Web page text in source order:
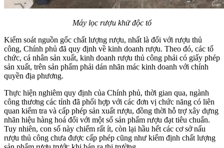
Máy lọc rượu khử độc tố
Kiểm soát nguồn gốc chất lượng rượu, nhất là đối với rượu thủ
công, Chính phủ đã quy định về kinh doanh rượu. Theo đó, các tổ
chức, cá nhân sản xuất, kinh doanh rượu thủ công phải có giấy phép
sản xuất, trên sản phẩm phải dán nhãn mác kinh doanh với chính
quyền địa phương.
Thực hiện nghiêm quy định của Chính phủ, thời gian qua, ngành
công thương các tỉnh đã phối hợp với các đơn vị chức năng có liên
quan kiểm tra và cấp phép sản xuất rượu, đồng thời hỗ trợ xây dựng
nhãn hiệu hàng hoá đối với một số sản phẩm rượu đạt tiêu chuẩn.
Tuy nhiên, con số này chiếm rất ít, còn lại hầu hết các cơ sở nấu
rượu thủ công chưa được cấp phép cũng như kiểm định chất lượng